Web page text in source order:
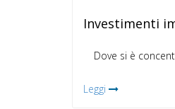
Investimenti
Dove si è
Leggi